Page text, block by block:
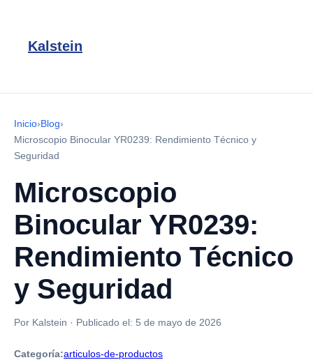
Kalstein
Inicio›Blog›
Microscopio Binocular YR0239: Rendimiento Técnico y
Seguridad
Microscopio
Binocular YR0239:
Rendimiento Técnico
y Seguridad
Por Kalstein · Publicado el: 5 de mayo de 2026
Categoría:articulos-de-productos